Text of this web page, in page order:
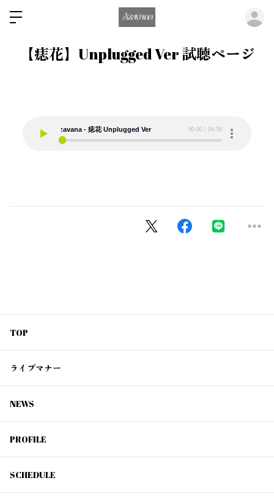
【痣花】Unplugged Ver 試聴ページ
TOP
ライブマナー
NEWS
PROFILE
SCHEDULE